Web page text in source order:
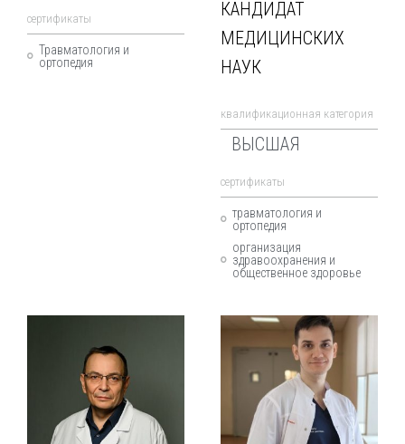
cертификаты
Травматология и
ортопедия
КАНДИДАТ
МЕДИЦИНСКИХ
НАУК
квалификационная категория
ВЫСШАЯ
cертификаты
травматология и
ортопедия
организация
здравоохранения и
общественное здоровье